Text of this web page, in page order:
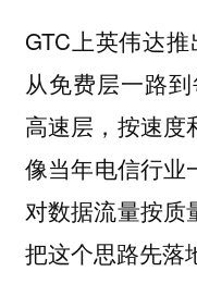
GTC上英伟达推
从免费层一路
高速层，按速度
像当年电信行
对数据流量按质
把这个思路先落